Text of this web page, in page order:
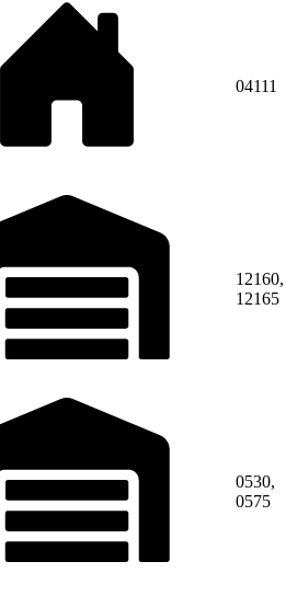
04111
12160,
12165
0530,
0575